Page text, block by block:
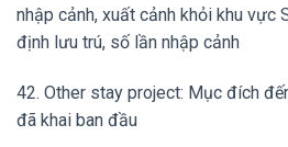
nhập cảnh, xuất cảnh khỏi khu vực
định lưu trú, số lần nhập cảnh
42. Other stay project: Mục đích
đã khai ban đầu